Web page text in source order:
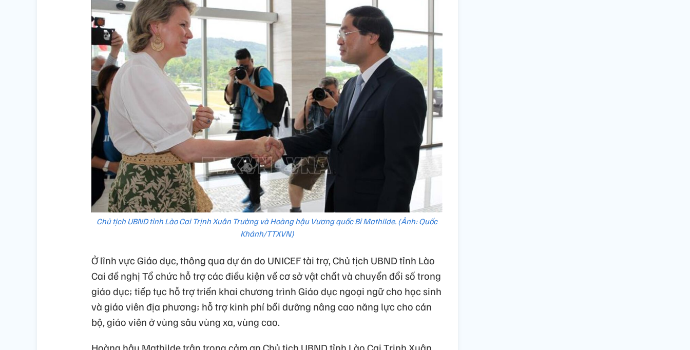
Chủ tịch UBND tỉnh Lào Cai Trịnh Xuân Trường và Hoàng hậu Vương quốc Bỉ Mathilde. (Ảnh: Quốc
Khánh/TTXVN)
Ở lĩnh vực Giáo dục, thông qua dự án do UNICEF tài trợ, Chủ tịch UBND tỉnh Lào
Cai đề nghị Tổ chức hỗ trợ các điều kiện về cơ sở vật chất và chuyển đổi số trong
giáo dục; tiếp tục hỗ trợ triển khai chương trình Giáo dục ngoại ngữ cho học sinh
và giáo viên địa phương; hỗ trợ kinh phí bồi dưỡng nâng cao năng lực cho cán
bộ, giáo viên ở vùng sâu vùng xa, vùng cao.